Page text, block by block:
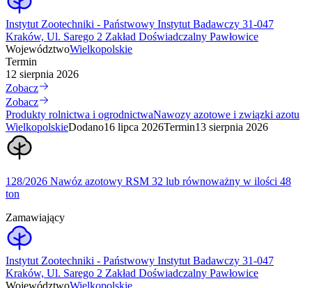
Instytut Zootechniki - Państwowy Instytut Badawczy 31-047
Kraków, Ul. Sarego 2 Zakład Doświadczalny Pawłowice
WojewództwoWielkopolskie
Termin
12 sierpnia 2026
Zobacz
Zobacz
Produkty rolnictwa i ogrodnictwaNawozy azotowe i związki azotu
WielkopolskieDodano16 lipca 2026Termin13 sierpnia 2026
128/2026 Nawóz azotowy RSM 32 lub równoważny w ilości 48
ton
Zamawiający
Instytut Zootechniki - Państwowy Instytut Badawczy 31-047
Kraków, Ul. Sarego 2 Zakład Doświadczalny Pawłowice
WojewództwoWielkopolskie